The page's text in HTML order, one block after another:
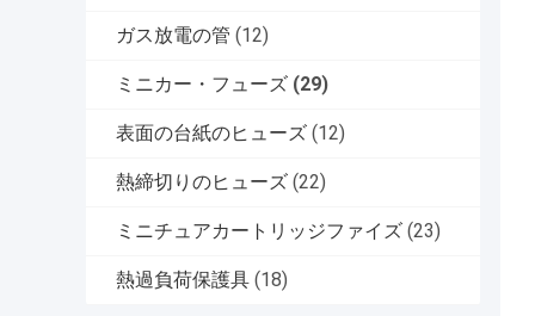
ガス放電の管 (12)
ミニカー・フューズ (29)
表面の台紙のヒューズ (12)
熱締切りのヒューズ (22)
ミニチュアカートリッジファイズ (23)
熱過負荷保護具 (18)